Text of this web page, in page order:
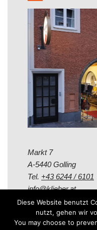
Markt 7
A-5440 Golling
Tel. +43 6244 / 6101
info@klieber.at
Öffungszeiten
Diese Website benutzt
nutzt, gehen wir
You may choose to